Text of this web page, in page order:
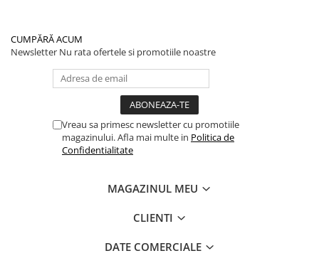
CUMPĂRĂ ACUM
Newsletter Nu rata ofertele si promotiile noastre
Vreau sa primesc newsletter cu promotiile
magazinului. Afla mai multe in Politica de
Confidentialitate
MAGAZINUL MEU
CLIENTI
DATE COMERCIALE